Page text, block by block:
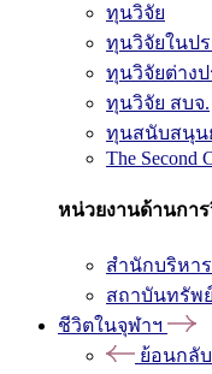
ทุนวิจัย
ทุนวิจัยในปร
ทุนวิจัยต่างป
ทุนวิจัย สบจ.
ทุนสนับสนุน
The Second
หน่วยงานด้านการ
สำนักบริหา
สถาบันทรัพ
ชีวิตในจุฬาฯ
ย้อนกลับ